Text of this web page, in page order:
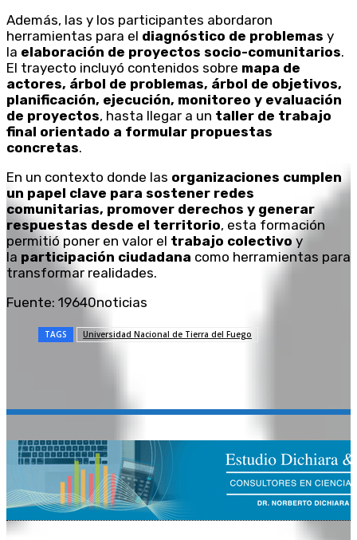
Además, las y los participantes abordaron
herramientas para el diagnóstico de problemas y
la elaboración de proyectos socio-comunitarios.
El trayecto incluyó contenidos sobre mapa de
actores, árbol de problemas, árbol de objetivos,
planificación, ejecución, monitoreo y evaluación
de proyectos, hasta llegar a un taller de trabajo
final orientado a formular propuestas
concretas.
En un contexto donde las organizaciones cumplen
un papel clave para sostener redes
comunitarias, promover derechos y generar
respuestas desde el territorio, esta formación
permitió poner en valor el trabajo colectivoy
la participación ciudadana como herramientas para
transformar realidades.
Fuente: 19640noticias
TAGS Universidad Nacional de Tierra del Fuego